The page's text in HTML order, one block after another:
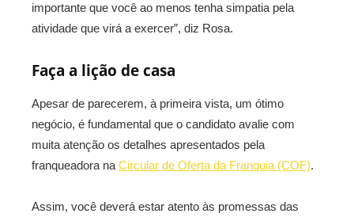
importante que você ao menos tenha simpatia pela
atividade que virá a exercer”, diz Rosa.
Faça a lição de casa
Apesar de parecerem, à primeira vista, um ótimo
negócio, é fundamental que o candidato avalie com
muita atenção os detalhes apresentados pela
franqueadora na Circular de Oferta da Franquia (COF).
Assim, você deverá estar atento às promessas das